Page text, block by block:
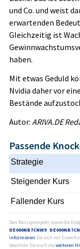
und Co. und weist
erwartenden
Gleichzeitig ist
haben.
Mit etwas Geduld
Nvidia daher vor
Bestände
Autor: ARIVA.DE
Passende
Strategie
Steigender Kurs
Fallender Kurs
Den Basisprospekt sowie die
DE000NB7CNW9
informieren Sie sich vor
beachten Sie auch dieweiteren